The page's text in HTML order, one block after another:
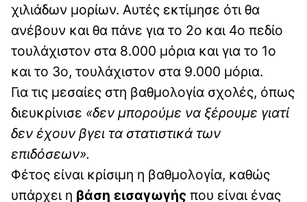
χιλιάδων μορίων. Αυτές εκτίμησε ότι θα
ανέβουν και θα πάνε για το 2ο και 4ο πεδίο
τουλάχιστον στα 8.000 μόρια και για το 1ο
και το 3ο, τουλάχιστον στα 9.000 μόρια.
Για τις μεσαίες στη βαθμολογία σχολές, όπως
διευκρίνισε «δεν μπορούμε να ξέρουμε γιατί
δεν έχουν βγει τα στατιστικά των
επιδόσεων».
Φέτος είναι κρίσιμη η βαθμολογία, καθώς
υπάρχει η βάση εισαγωγής που είναι ένας